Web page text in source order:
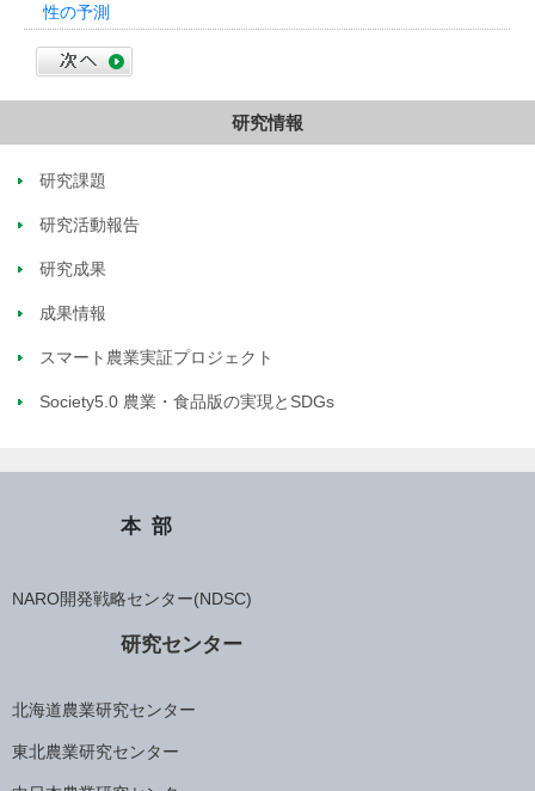
性の予測
研究情報
研究課題
研究活動報告
研究成果
成果情報
スマート農業実証プロジェクト
Society5.0 農業・食品版の実現とSDGs
本部
NARO開発戦略センター(NDSC)
研究センター
北海道農業研究センター
東北農業研究センター